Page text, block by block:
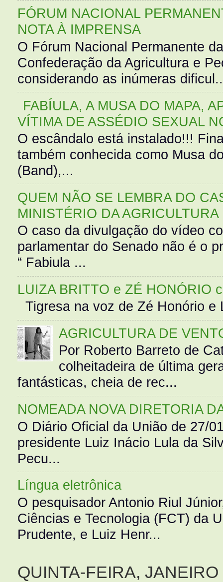
FÓRUM NACIONAL
NOTA À IMPRENSA
O Fórum Nacional Permanente
Confederação da Agricultura e
considerando as inúmeras
FABÍULA, A MUSA DO MAPA,
VÍTIMA DE ASSÉDIO SEXUAL
O escândalo está instalado!!!
também conhecida como Musa
(Band),...
QUEM NÃO SE LEMBRA DO
MINISTÉRIO DA AGRICULTURA
O caso da divulgação do vídeo
parlamentar do Senado não é o
“ Fabiula ...
LUIZA BRITTO e ZÉ HONÓRIO
Tigresa na voz de Zé Honório
AGRICULTURA DE
Por Roberto Barreto de
colheitadeira de última
fantásticas, cheia de rec...
NOMEADA NOVA DIRETORIA
O Diário Oficial da União de 27/
presidente Luiz Inácio Lula da
Pecu...
Língua eletrônica
O pesquisador Antonio Riul
Ciências e Tecnologia (FCT) da
Prudente, e Luiz Henr...
QUINTA-FEIRA,